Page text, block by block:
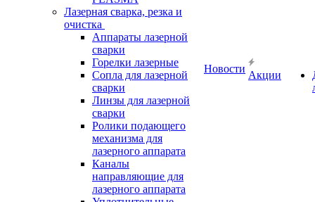
Лазерная сварка, резка и
очистка
Аппараты лазерной
сварки
Горелки лазерные
Сопла для лазерной
сварки
Линзы для лазерной
сварки
Ролики подающего
механизма для
лазерного аппарата
Каналы
направляющие для
лазерного аппарата
Новости
Акции